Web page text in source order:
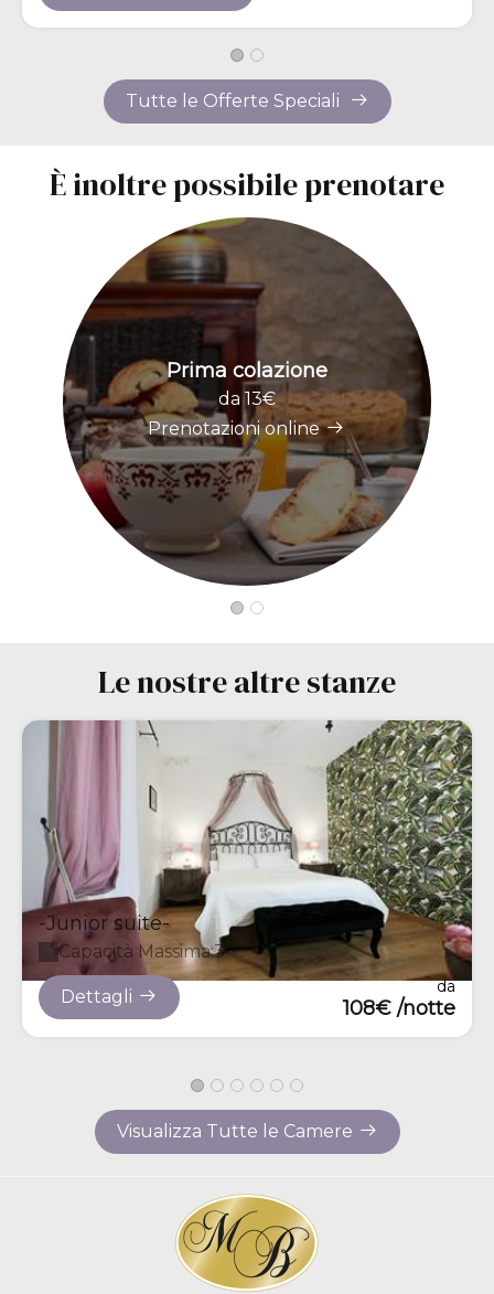
Tutte le Offerte Speciali
È inoltre possibile prenotare
Prima colazione
da 13€
Prenotazioni online
Le nostre altre stanze
-Junior suite-
Capacità Massima:3
Dettagli
da
108€ /notte
Visualizza Tutte le Camere